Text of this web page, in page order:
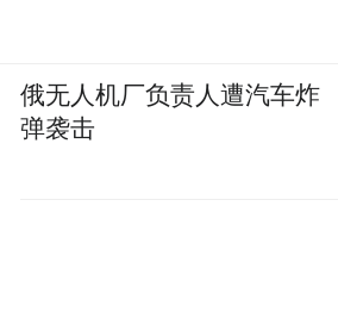
俄无人机厂负责人遭汽车炸
弹袭击